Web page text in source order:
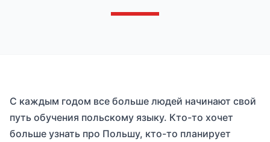
С каждым годом все больше людей начинают свой
путь обучения польскому языку. Кто-то хочет
больше узнать про Польшу, кто-то планирует